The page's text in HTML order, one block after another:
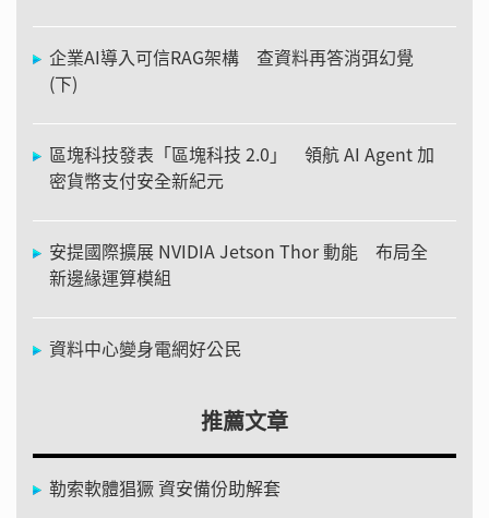
企業AI導入可信RAG架構 查資料再答消弭幻覺
(下)
區塊科技發表「區塊科技 2.0」 領航 AI Agent 加
密貨幣支付安全新紀元
安提國際擴展 NVIDIA Jetson Thor 動能 布局全
新邊緣運算模組
資料中心變身電網好公民
推薦文章
勒索軟體猖獗 資安備份助解套